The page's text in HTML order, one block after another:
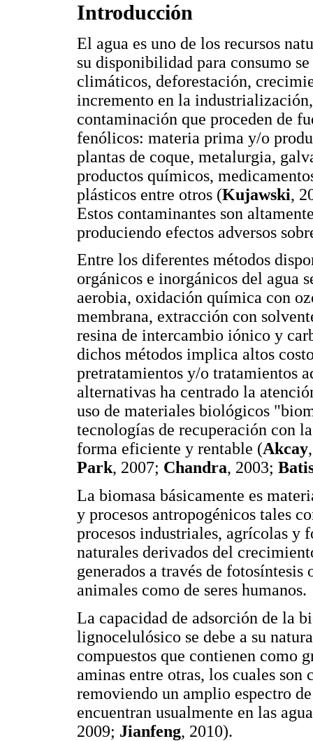
Introducción
El agua es uno de los recursos
su disponibilidad para consumo
climáticos, deforestación,
incremento en la
contaminación que proceden de
fenólicos: materia prima y/o
plantas de coque, metalurgia,
productos químicos,
plásticos entre otros (Kujawski,
Estos contaminantes son
produciendo efectos adversos
Entre los diferentes métodos
orgánicos e inorgánicos del agua
aerobia, oxidación química con
membrana, extracción con
resina de intercambio iónico y
dichos métodos implica altos
pretratamientos y/o tratamientos
alternativas ha centrado la
uso de materiales biológicos
tecnologías de recuperación con
forma eficiente y rentable (Akcay
Park, 2007; Chandra, 2003;
La biomasa básicamente es
y procesos antropogénicos tales
procesos industriales, agrícolas y
naturales derivados del
generados a través de
animales como de seres humanos.
La capacidad de adsorción de la
lignocelulósico se debe a su
compuestos que contienen como
aminas entre otras, los cuales son
removiendo un amplio espectro
encuentran usualmente en las
2009; Jianfeng, 2010).